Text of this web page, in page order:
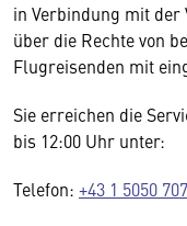
in Verbindung mit der
über die Rechte von
Flugreisenden mit
Sie erreichen die
bis 12:00 Uhr unter:
Telefon: +43 1 5050